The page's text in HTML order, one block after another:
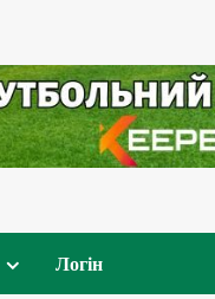
Логін